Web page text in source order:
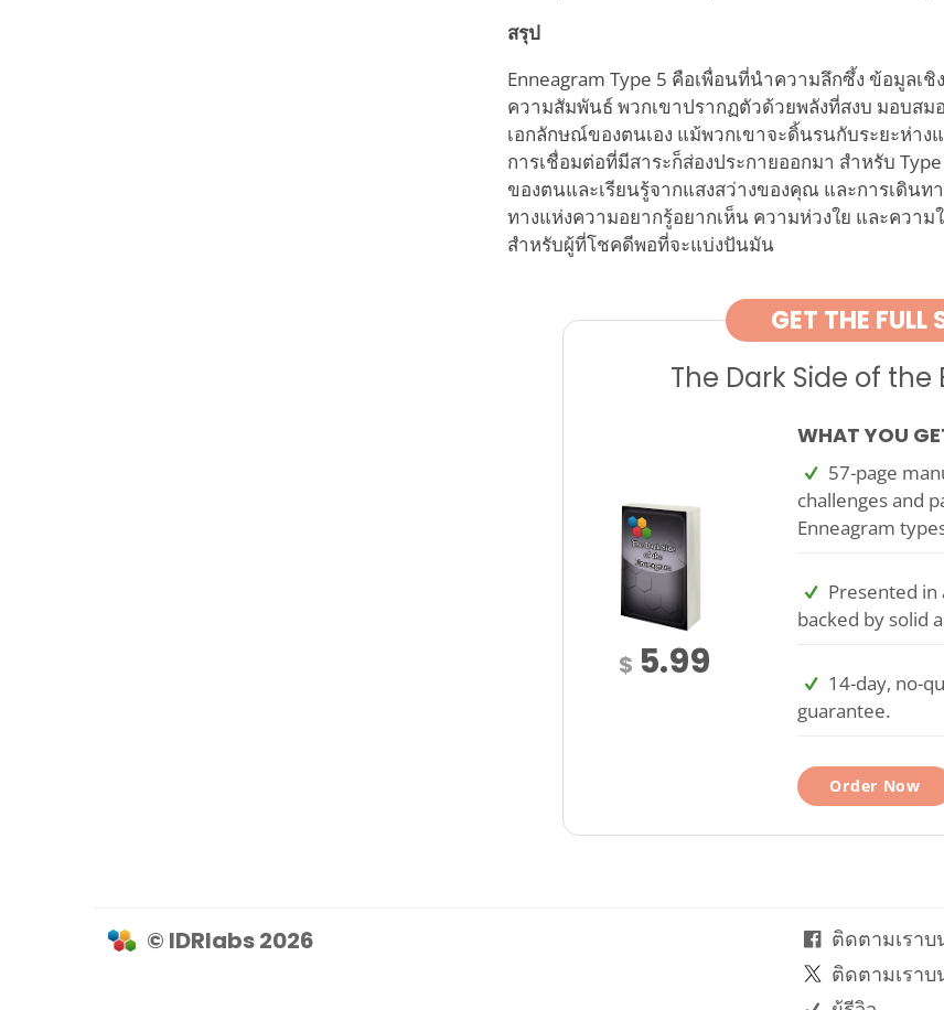
สรุป
Enneagram Type 5 คือเพื่อนที่นำความลึกซึ้ง ข้อมูลเ
ความสัมพันธ์ พวกเขาปรากฏตัวด้วยพลังที่สงบ มอบส
เอกลักษณ์ของตนเอง แม้พวกเขาจะดิ้นรนกับระยะห่า
การเชื่อมต่อที่มีสาระก็ส่องประกายออกมา สำหรับ
ของตนและเรียนรู้จากแสงสว่างของคุณ และการเดินท
ทางแห่งความอยากรู้อยากเห็น ความห่วงใย และคว
สำหรับผู้ที่โชคดีพอที่จะแบ่งปันมัน
GET THE FULL
The Dark Side of
$ 5.99
WHAT YOU
57-page
challenges and
Enneagram
Presented in
backed by solid
14-day, no-
guarantee.
Order Now
© IDRlabs 2026
ติดตามเราบ
ติดตามเราบ